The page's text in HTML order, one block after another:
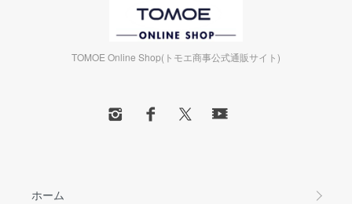
TOMOE Online Shop(トモエ商事公式通販サイト)
ホーム